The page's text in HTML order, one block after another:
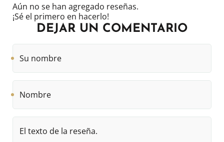
Aún no se han agregado reseñas.
¡Sé el primero en hacerlo!
DEJAR UN COMENTARIO
nombre
texto